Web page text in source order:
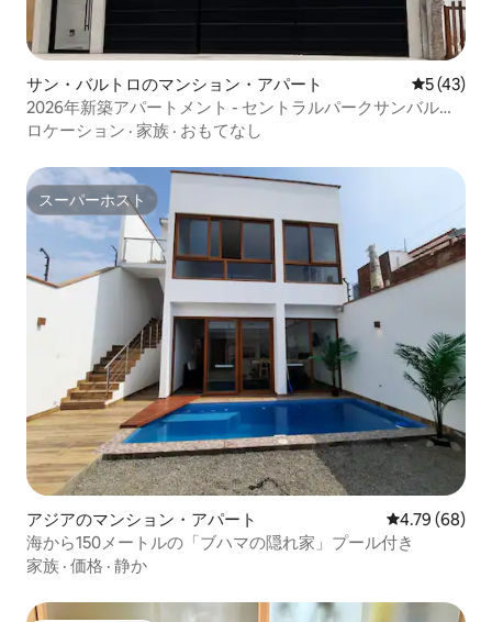
サン・バルトロのマンション・アパート レビュー
5 (43)
2026年新築アパートメント - セントラルパークサンバルト
ロ
ロケーション · 家族 · おもてなし
スーパーホスト
スーパーホスト
アジアのマンション・アパート レビュー68
4.79 (68)
海から150メートルの「ブハマの隠れ家」プール付き
家族 · 価格 · 静か